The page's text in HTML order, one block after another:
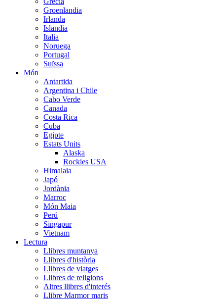
Groenlandia
Irlanda
Islandia
Italia
Noruega
Portugal
Suïssa
Món
Antartida
Argentina i Chile
Cabo Verde
Canada
Costa Rica
Cuba
Egipte
Estats Units
Alaska
Rockies USA
Himalaia
Japó
Jordània
Marroc
Món Maia
Perú
Singapur
Vietnam
Lectura
Llibres muntanya
Llibres d'història
Llibres de viatges
Llibres de religions
Altres llibres d'interés
Llibre Marmor maris